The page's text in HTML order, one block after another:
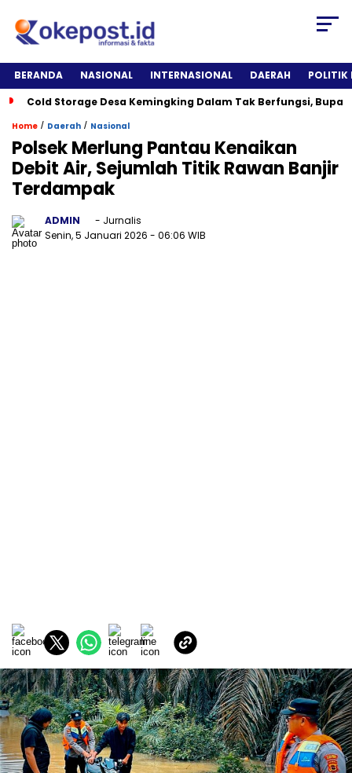
BERANDA NASIONAL INTERNASIONAL DAERAH
POLITIK
Cold Storage Desa Kemingking Dalam Tak Berfungsi,
Home / Daerah / Nasional
Polsek Merlung Pantau Kenaikan
Debit Air, Sejumlah Titik Rawan Banjir
Terdampak
ADMIN
- Jurnalis
Senin, 5 Januari 2026 - 06:06 WIB